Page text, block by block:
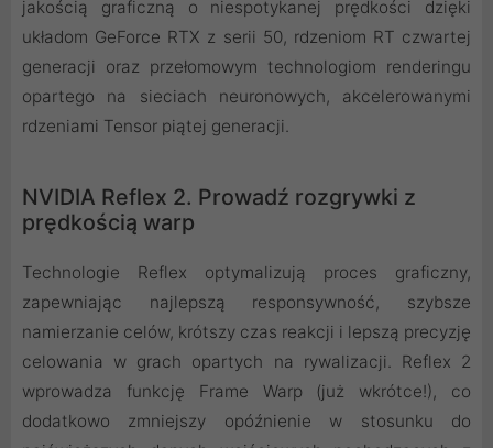
jakością graficzną o niespotykanej prędkości dzięki
układom GeForce RTX z serii 50, rdzeniom RT czwartej
generacji oraz przełomowym technologiom renderingu
opartego na sieciach neuronowych, akcelerowanymi
rdzeniami Tensor piątej generacji.
NVIDIA Reflex 2. Prowadź rozgrywki z
prędkością warp
Technologie Reflex optymalizują proces graficzny,
zapewniając najlepszą responsywność, szybsze
namierzanie celów, krótszy czas reakcji i lepszą precyzję
celowania w grach opartych na rywalizacji. Reflex 2
wprowadza funkcję Frame Warp (już wkrótce!), co
dodatkowo zmniejszy opóźnienie w stosunku do